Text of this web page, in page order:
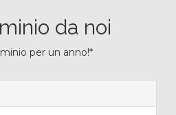
da noi
per un anno!*